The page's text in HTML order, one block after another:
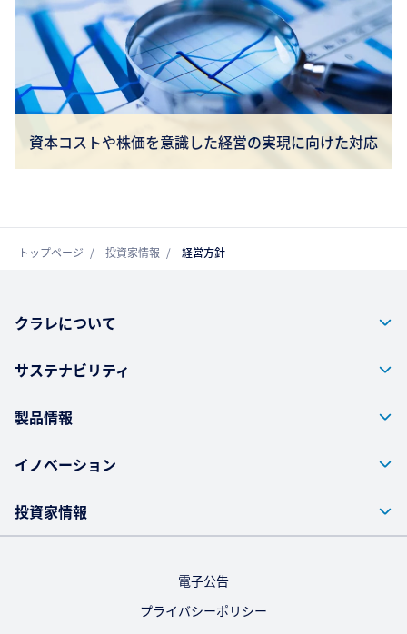
資本コストや株価を意識した経営の実現に向けた対応
トップページ 投資家情報 経営方針
クラレについて
サステナビリティ
製品情報
イノベーション
投資家情報
電子公告
プライバシーポリシー